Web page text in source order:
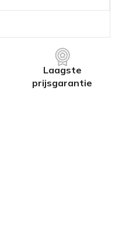
Laagste
prijsgarantie